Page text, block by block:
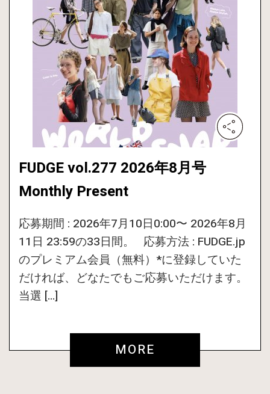
FUDGE vol.277 2026年8月号
Monthly Present
応募期間 : 2026年7月10日0:00〜 2026年8月
11日 23:59の33日間。 応募方法 : FUDGE.jp
のプレミアム会員（無料）*に登録していた
だければ、どなたでもご応募いただけます。
当選 […]
MORE